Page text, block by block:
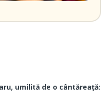
umilită de o cântăreață: